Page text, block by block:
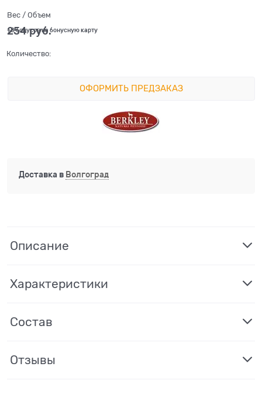
Вес / Объем
254 руб.
+8 бонусов на бонусную карту
Количество:
ОФОРМИТЬ ПРЕДЗАКАЗ
Доставка в Волгоград
Описание
Характеристики
Состав
Отзывы